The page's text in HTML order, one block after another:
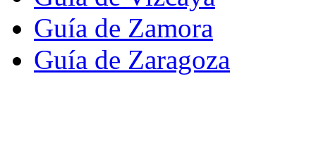
Guía de Zamora
Guía de Zaragoza